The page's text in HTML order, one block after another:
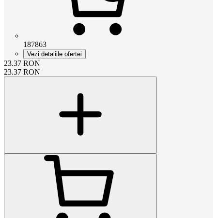
187863
Vezi detaliile ofertei
23.37 RON
23.37 RON